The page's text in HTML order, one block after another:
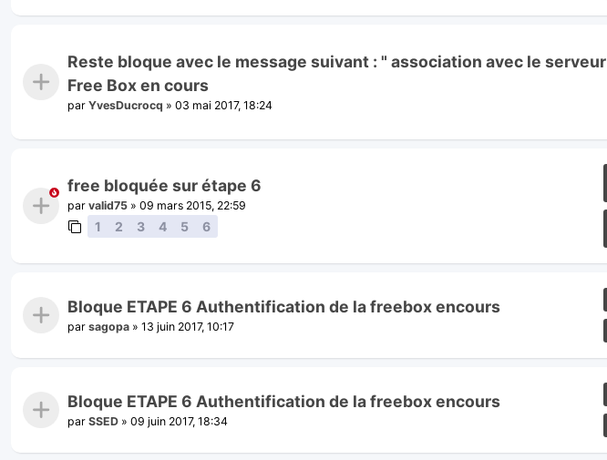
Reste bloque avec le message suivant : " association avec le serveur
Free Box en cours
par YvesDucrocq » 03 mai 2017, 18:24
free bloquée sur étape 6
par valid75 » 09 mars 2015, 22:59
1 2 3 4 5 6
Bloque ETAPE 6 Authentification de la freebox encours
par sagopa » 13 juin 2017, 10:17
Bloque ETAPE 6 Authentification de la freebox encours
par SSED » 09 juin 2017, 18:34